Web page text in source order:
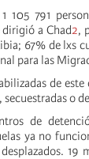
105 791
dirigió a Chad2,
67% de lxs
para las
de
o
de
ya no
19